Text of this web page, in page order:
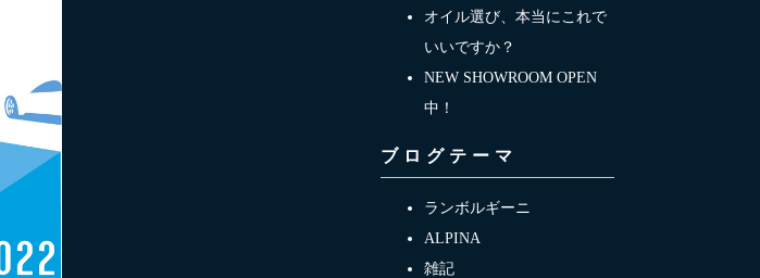
オイル選び、本当にこれで
いいですか？
NEW SHOWROOM OPEN
中！
ブログテーマ
ランボルギーニ
ALPINA
雑記